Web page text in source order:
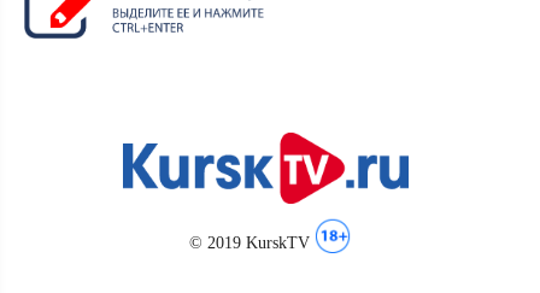
© 2019 KurskTV